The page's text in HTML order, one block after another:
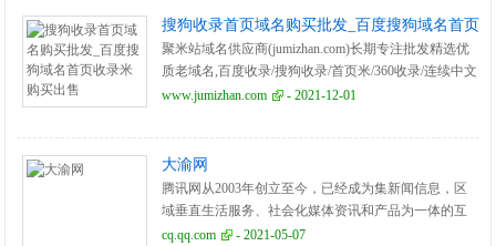
搜狗收录首页域名购买批发_百度搜狗域名首页
收录米购买出售
聚米站域名供应商(jumizhan.com)长期专注批发精选优
质老域名,百度收录/搜狗收录/首页米/360收录/连续中文
历史域名/企业历史老域名,适合SEO站群/seo排名,效果
www.jumizhan.com - 2021-12-01
大渝网
腾讯网从2003年创立至今，已经成为集新闻信息，区
域垂直生活服务、社会化媒体资讯和产品为一体的互
联网媒体平台。腾讯网下设新闻、科技、财经、娱
cq.qq.com - 2021-05-07